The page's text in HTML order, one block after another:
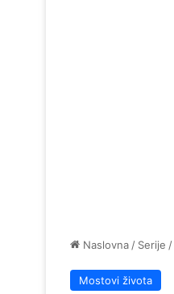
Naslovna / Serije /
Mostovi života